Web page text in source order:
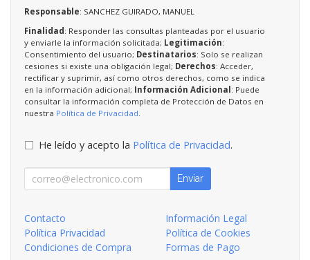
Responsable: SANCHEZ GUIRADO, MANUEL
Finalidad : Responder las consultas planteadas por el usuario
y enviarle la información solicitada; Legitimación:
Consentimiento del usuario; Destinatarios: Solo se realizan
cesiones si existe una obligación legal; Derechos: Acceder,
rectificar y suprimir, así como otros derechos, como se indica
en la información adicional; Información Adicional : Puede
consultar la información completa de Protección de Datos en
nuestra Política de Privacidad.
He leído y acepto la Política de Privacidad.
Enviar
Contacto
Información Legal
Política Privacidad
Política de Cookies
Condiciones de Compra
Formas de Pago